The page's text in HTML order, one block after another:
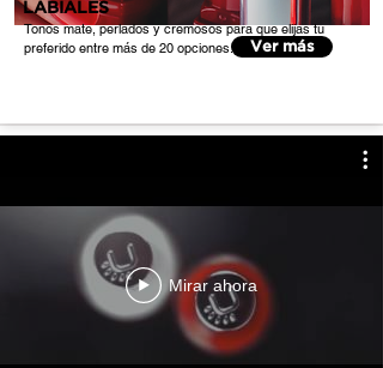
LABIALES
Tonos mate, perlados y cremosos para que elijas tu
preferido entre más de 20 opciones.
Ver más
Mirar ahora